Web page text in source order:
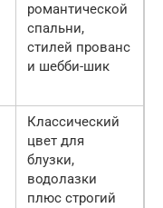
романтической
спальни,
стилей прованс
и шебби-шик
Классический
цвет для
блузки,
водолазки
плюс строгий